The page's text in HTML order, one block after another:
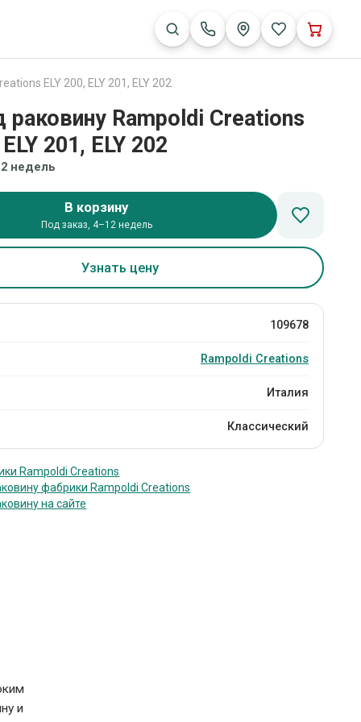
ELY 200, ELY 201, ELY 202
раковину Rampoldi Creations
201, ELY 202
недель
В корзину
Под заказ, 4–12 недель
Узнать цену
109678
Rampoldi Creations
Италия
Классический
Rampoldi Creations
фабрики Rampoldi Creations
на сайте
и